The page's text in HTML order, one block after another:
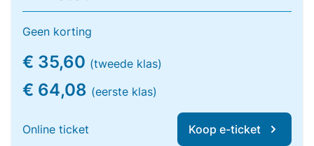
Geen korting
€ 35,60 (tweede klas)
€ 64,08 (eerste klas)
Online ticket Koop e-ticket